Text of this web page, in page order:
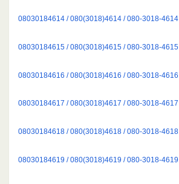
08030184614 / 080(3018)4614 / 080-3018-4614
08030184615 / 080(3018)4615 / 080-3018-4615
08030184616 / 080(3018)4616 / 080-3018-4616
08030184617 / 080(3018)4617 / 080-3018-4617
08030184618 / 080(3018)4618 / 080-3018-4618
08030184619 / 080(3018)4619 / 080-3018-4619